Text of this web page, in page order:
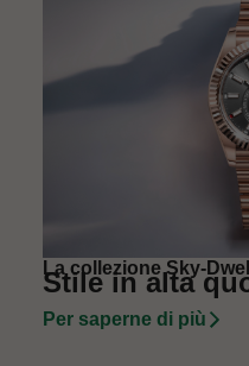
La collezione Sky-
Stile in alta
Per saperne di più